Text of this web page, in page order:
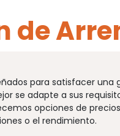
de
para satisfacer una
se adapte a sus
opciones de
o el rendimiento.